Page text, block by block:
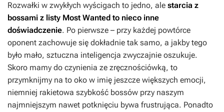
Rozwałki w zwykłych wyścigach to jedno, ale starcia z
bossami z listy Most Wanted to nieco inne
doświadczenie. Po pierwsze – przy każdej powtórce
oponent zachowuje się dokładnie tak samo, a jakby tego
było mało, sztuczna inteligencja zwyczajnie oszukuje.
Skoro mamy do czynienia ze zręcznościówką, to
przymknijmy na to oko w imię jeszcze większych emocji,
niemniej rakietowa szybkość bossów przy naszym
najmniejszym nawet potknięciu bywa frustrująca. Ponadto